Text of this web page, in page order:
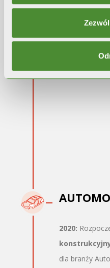
LIPETSK
2018:
nowej fabryki
sprzedażowej
2020:
dla branży